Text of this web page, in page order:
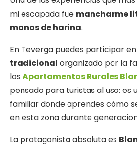
mi escapada fue mancharme
manos de harina.
En Teverga puedes participar
tradicional organizado por la
los Apartamentos Rurales
pensado para turistas al uso: es
familiar donde aprendes cómo
en esta zona durante
La protagonista absoluta es